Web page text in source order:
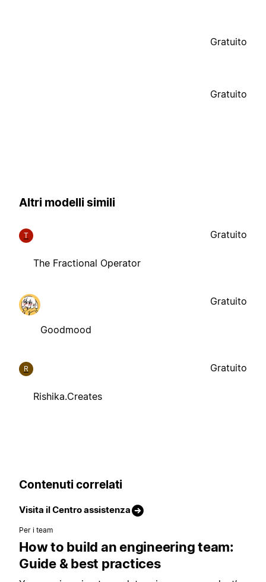
Gratuito
Gratuito
Altri modelli simili
T
The Fractional Operator
Gratuito
Goodmood
Gratuito
R
Rishika.Creates
Gratuito
Contenuti correlati
Visita il Centro assistenza
Per i team
How to build an engineering team:
Guide & best practices